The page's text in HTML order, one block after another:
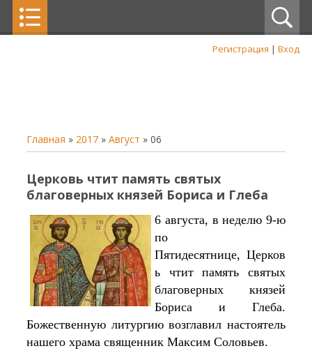
Регистрация | Вход
Главная » 2017 » Август » 06
Церковь чтит память святых
благоверных князей Бориса и Глеба
6 августа, в неделю 9-ю
по
Пятидесятнице, Церков
ь чтит память святых
благоверных князей
Бориса и Глеба.
Божественную литургию возглавил настоятель
нашего храма священник Максим Соловьев.